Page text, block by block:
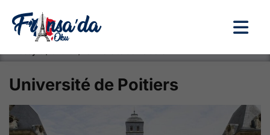
Université de Poitiers